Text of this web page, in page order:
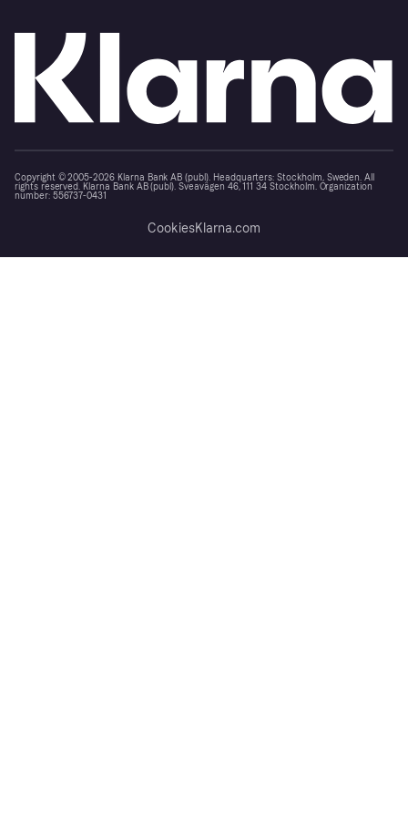
Copyright © 2005-2026 Klarna Bank AB (publ). Headquarters: Stockholm, Sweden. All
rights reserved. Klarna Bank AB (publ). Sveavägen 46, 111 34 Stockholm. Organization
number: 556737-0431
CookiesKlarna.com